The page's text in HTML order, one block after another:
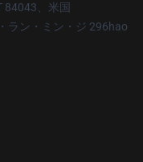
84043、米国
ラン・ミン・ジ 296hao